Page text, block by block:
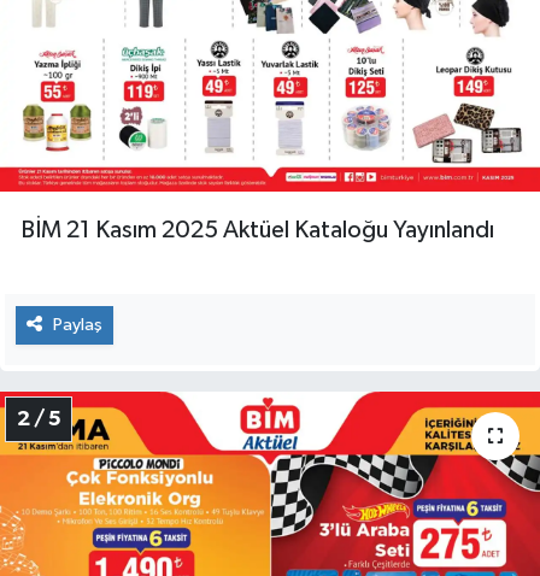
BİM 21 Kasım 2025 Aktüel Kataloğu Yayınlandı
Paylaş
2 / 5